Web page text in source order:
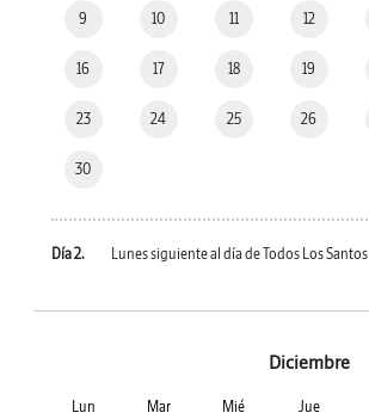
9 10 11 12
16 17 18 19
23 24 25 26
30
Día 2. Lunes siguiente al día de Todos Los Santos
Diciembre
Lun Mar Mié Jue